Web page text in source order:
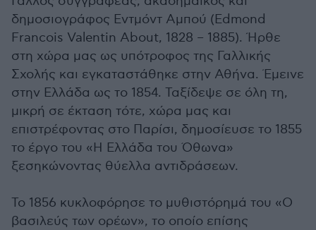
δημοσιογράφος Εντμόντ Αμπού (Edmond
Francois Valentin About, 1828 – 1885). Ήρθε
στη χώρα μας ως υπότροφος της Γαλλικής
Σχολής και εγκαταστάθηκε στην Αθήνα. Έμεινε
στην Ελλάδα ως το 1854. Ταξίδεψε σε όλη τη,
μικρή σε έκταση τότε, χώρα μας και
επιστρέφοντας στο Παρίσι, δημοσίευσε το 1855
το έργο του «Η Ελλάδα του Όθωνα»
ξεσηκώνοντας θύελλα αντιδράσεων.
Το 1856 κυκλοφόρησε το μυθιστόρημά του «Ο
βασιλεύς των ορέων», το οποίο επίσης